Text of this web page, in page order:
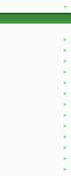
▼
►
►
►
►
►
►
►
►
►
►
►
►
►